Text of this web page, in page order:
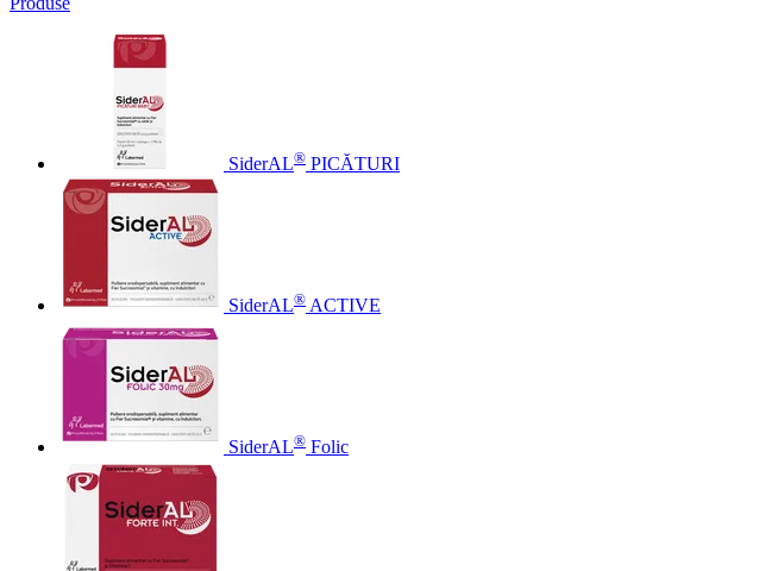
SiderAL® PICĂTURI
SiderAL® ACTIVE
SiderAL® Folic